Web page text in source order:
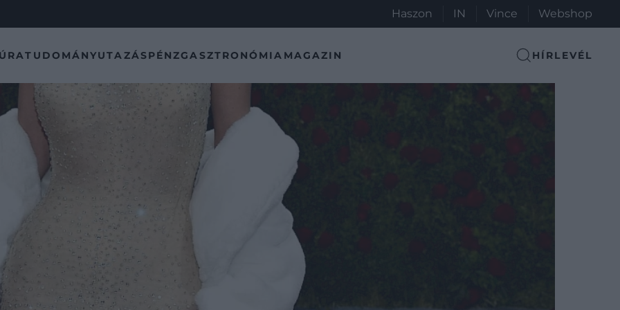
Haszon IN Vince Webshop
TUDOMÁNYUTAZÁSPÉNZGASZTRONÓMIA MAGAZIN HÍRLEVÉL